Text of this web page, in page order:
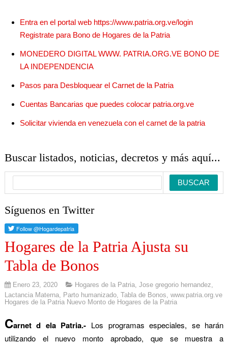
Entra en el portal web https://www.patria.org.ve/login
Registrate para Bono de Hogares de la Patria
MONEDERO DIGITAL WWW. PATRIA.ORG.VE BONO DE
LA INDEPENDENCIA
Pasos para Desbloquear el Carnet de la Patria
Cuentas Bancarias que puedes colocar patria.org.ve
Solicitar vivienda en venezuela con el carnet de la patria
Buscar listados, noticias, decretos y más aquí...
Síguenos en Twitter
Hogares de la Patria Ajusta su
Tabla de Bonos
Enero 23, 2020 Hogares de la Patria, Jose gregorio hernandez
Lactancia Materna, Parto humanizado, Tabla de Bonos www.patria.org.ve
Hogares de la Patria Nuevo Monto de Hogares de la Patria
Carnet d ela Patria.- Los programas especiales, se harán
utilizando el nuevo monto aprobado, que se muestra a